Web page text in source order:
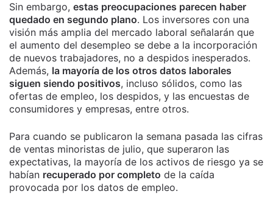
Sin embargo, estas preocupaciones parecen haber
quedado en segundo plano. Los inversores con una
visión más amplia del mercado laboral señalarán que
el aumento del desempleo se debe a la incorporación
de nuevos trabajadores, no a despidos inesperados.
Además, la mayoría de los otros datos laborales
siguen siendo positivos, incluso sólidos, como las
ofertas de empleo, los despidos, y las encuestas de
consumidores y empresas, entre otros.
Para cuando se publicaron la semana pasada las cifras
de ventas minoristas de julio, que superaron las
expectativas, la mayoría de los activos de riesgo ya se
habían recuperado por completo de la caída
provocada por los datos de empleo.